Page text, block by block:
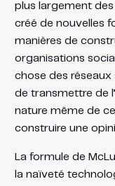
plus largement
créé de nouvelles
manières de
organisations
chose des réseaux
de transmettre de
nature même de ce
construire une
La formule de
la naïveté